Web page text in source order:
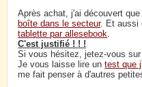
Après achat, j'ai découvert que
boîte dans le secteur. Et aussi
tablette par allesebook
C'est justifié ! ! !
Si vous hésitez, jetez-vous sur
Je vous laisse lire untest que
me fait penser à d'autres